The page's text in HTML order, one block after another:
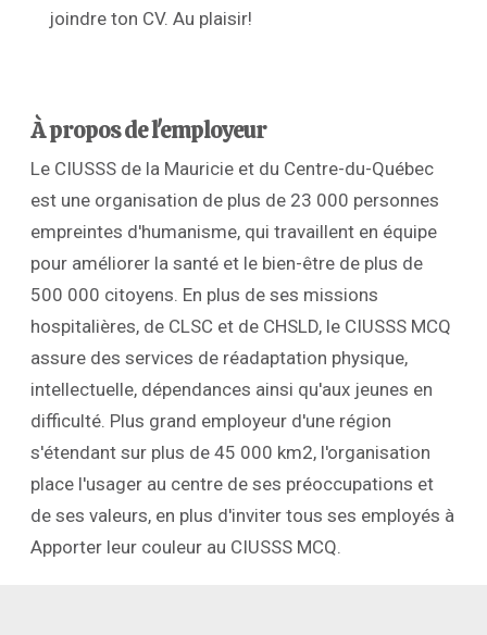
joindre ton CV. Au plaisir!
À propos de l'employeur
Le CIUSSS de la Mauricie et du Centre-du-Québec
est une organisation de plus de 23 000 personnes
empreintes d'humanisme, qui travaillent en équipe
pour améliorer la santé et le bien-être de plus de
500 000 citoyens. En plus de ses missions
hospitalières, de CLSC et de CHSLD, le CIUSSS MCQ
assure des services de réadaptation physique,
intellectuelle, dépendances ainsi qu'aux jeunes en
difficulté. Plus grand employeur d'une région
s'étendant sur plus de 45 000 km2, l'organisation
place l'usager au centre de ses préoccupations et
de ses valeurs, en plus d'inviter tous ses employés à
Apporter leur couleur au CIUSSS MCQ.